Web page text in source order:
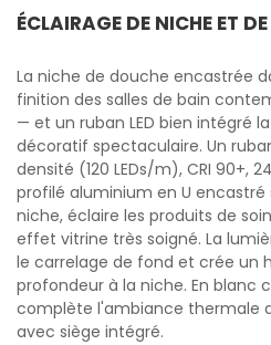
ÉCLAIRAGE DE NICHE ET
La niche de douche encastrée
finition des salles de bain
— et un ruban LED bien intégré
décoratif spectaculaire. Un
densité (120 LEDs/m), CRI 90+,
profilé aluminium en U
niche, éclaire les produits de
effet vitrine très soigné. La
le carrelage de fond et crée un
profondeur à la niche. En blanc
complète l'ambiance thermale
avec siège intégré.